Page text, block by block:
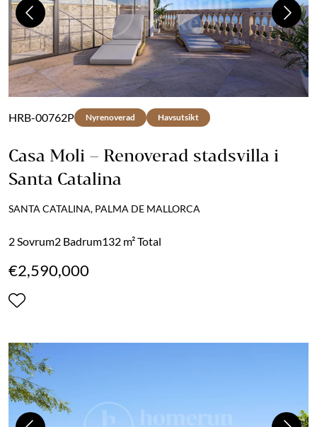
Previous Next
HRB-00762P Nyrenoverad Havsutsikt
Casa Moli – Renoverad stadsvilla i
Santa Catalina
SANTA CATALINA, PALMA DE MALLORCA
2 Sovrum2 Badrum132 m² Total
€2,590,000